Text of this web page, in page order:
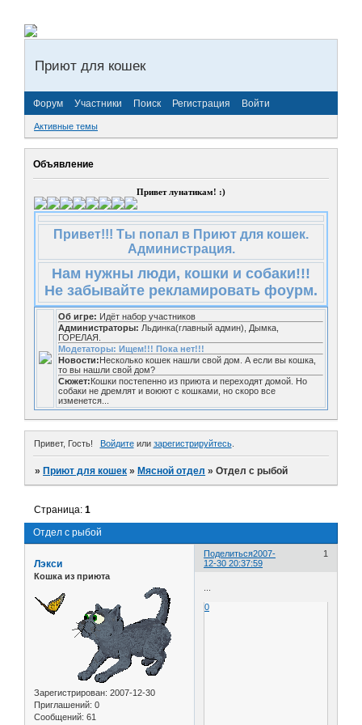
Приют для кошек
Форум Участники Поиск Регистрация Войти
Активные темы
Объявление
Привет лунатикам! :)
Привет!!! Ты попал в Приют для кошек.
Администрация.
Нам нужны люди, кошки и собаки!!!
Не забывайте рекламировать фоурм.
Об игре: Идёт набор участников
Администраторы: Льдинка(главный админ), Дымка,
ГОРЕЛАЯ.
Модетаторы: Ищем!!! Пока нет!!!
Новости: Несколько кошек нашли свой дом. А если вы кошка,
то вы нашли свой дом?
Сюжет: Кошки постепенно из приюта и переходят домой. Но
собаки не дремлят и воюют с кошками, но скоро все
изменется...
Привет, Гость! Войдитеили зарегистрируйтесь.
» Приют для кошек » Мясной отдел »Отдел с рыбой
Отдел с рыбой
Страница:1
Поделиться 1
2007-
12-30 20:37:59
Лэкси
Кошка из приюта
Зарегистрирован: 2007-12-30
Приглашений: 0
Сообщений: 61
0